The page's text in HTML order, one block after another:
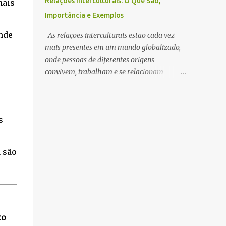
Ribeira oferece uma vista incrível da Ponte
Luís I e de Vila Nova de Gaia iluminada,
criando o cenário ideal para uma noite
especial. 2. Jantar à luz das velas O Porto
tem restaurantes intimistas perfeitos para
encontros românticos. Experimente um
Importância e Exemplos
As relações interculturais estão cada vez
mais presentes em um mundo globalizado,
onde pessoas de diferentes origens
convivem, trabalham e se relacionam